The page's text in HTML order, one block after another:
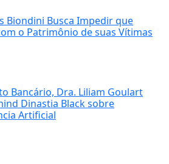
Biondini Busca Impedir que
o Patrimônio de suas Vítimas
Bancário, Dra. Liliam Goulart
Dinastia Black sobre
Artificial